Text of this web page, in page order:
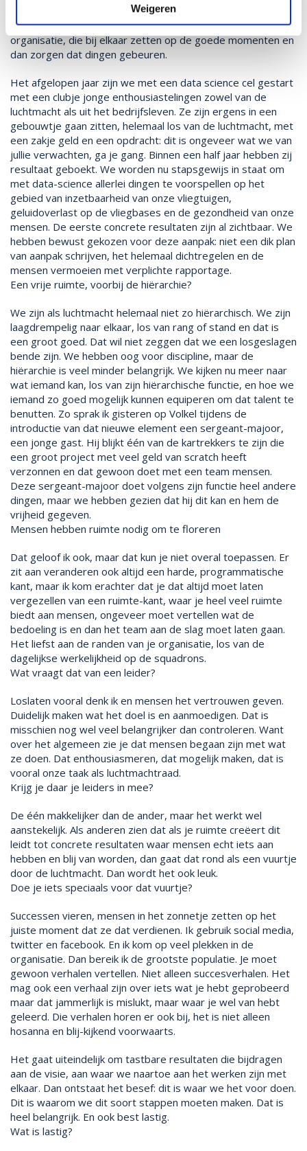
Weigeren
hardwerkende vakmensen hebben we ook heel hard nodig.
Het is vooral zicht hebben op waar die mensen zitten in je
organisatie, die bij elkaar zetten op de goede momenten en
dan zorgen dat dingen gebeuren.
Het afgelopen jaar zijn we met een data science cel gestart
met een clubje jonge enthousiastelingen zowel van de
luchtmacht als uit het bedrijfsleven. Ze zijn ergens in een
gebouwtje gaan zitten, helemaal los van de luchtmacht, met
een zakje geld en een opdracht: dit is ongeveer wat we van
jullie verwachten, ga je gang. Binnen een half jaar hebben zij
resultaat geboekt. We worden nu stapsgewijs in staat om
met data-science allerlei dingen te voorspellen op het
gebied van inzetbaarheid van onze vliegtuigen,
geluidoverlast op de vliegbases en de gezondheid van onze
mensen. De eerste concrete resultaten zijn al zichtbaar. We
hebben bewust gekozen voor deze aanpak: niet een dik plan
van aanpak schrijven, het helemaal dichtregelen en de
mensen vermoeien met verplichte rapportage.
Een vrije ruimte, voorbij de hiërarchie?
We zijn als luchtmacht helemaal niet zo hiërarchisch. We zijn
laagdrempelig naar elkaar, los van rang of stand en dat is
een groot goed. Dat wil niet zeggen dat we een losgeslagen
bende zijn. We hebben oog voor discipline, maar de
hiërarchie is veel minder belangrijk. We kijken nu meer naar
wat iemand kan, los van zijn hiërarchische functie, en hoe we
iemand zo goed mogelijk kunnen equiperen om dat talent te
benutten. Zo sprak ik gisteren op Volkel tijdens de
introductie van dat nieuwe element een sergeant-majoor,
een jonge gast. Hij blijkt één van de kartrekkers te zijn die
een groot project met veel geld van scratch heeft
verzonnen en dat gewoon doet met een team mensen.
Deze sergeant-majoor doet volgens zijn functie heel andere
dingen, maar we hebben gezien dat hij dit kan en hem de
vrijheid gegeven.
Mensen hebben ruimte nodig om te floreren
Dat geloof ik ook, maar dat kun je niet overal toepassen. Er
zit aan veranderen ook altijd een harde, programmatische
kant, maar ik kom erachter dat je dat altijd moet laten
vergezellen van een ruimte-kant, waar je heel veel ruimte
biedt aan mensen, ongeveer moet vertellen wat de
bedoeling is en dan het team aan de slag moet laten gaan.
Het liefst aan de randen van je organisatie, los van de
dagelijkse werkelijkheid op de squadrons.
Wat vraagt dat van een leider?
Loslaten vooral denk ik en mensen het vertrouwen geven.
Duidelijk maken wat het doel is en aanmoedigen. Dat is
misschien nog wel veel belangrijker dan controleren. Want
over het algemeen zie je dat mensen begaan zijn met wat
ze doen. Dat enthousiasmeren, dat mogelijk maken, dat is
vooral onze taak als luchtmachtraad.
Krijg je daar je leiders in mee?
De één makkelijker dan de ander, maar het werkt wel
aanstekelijk. Als anderen zien dat als je ruimte creëert dit
leidt tot concrete resultaten waar mensen echt iets aan
hebben en blij van worden, dan gaat dat rond als een vuurtje
door de luchtmacht. Dan wordt het ook leuk.
Doe je iets speciaals voor dat vuurtje?
Successen vieren, mensen in het zonnetje zetten op het
juiste moment dat ze dat verdienen. Ik gebruik social media,
twitter en facebook. En ik kom op veel plekken in de
organisatie. Dan bereik ik de grootste populatie. Je moet
gewoon verhalen vertellen. Niet alleen succesverhalen. Het
mag ook een verhaal zijn over iets wat je hebt geprobeerd
maar dat jammerlijk is mislukt, maar waar je wel van hebt
geleerd. Die verhalen horen er ook bij, het is niet alleen
hosanna en blij-kijkend voorwaarts.
Het gaat uiteindelijk om tastbare resultaten die bijdragen
aan de visie, aan waar we naartoe aan het werken zijn met
elkaar. Dan ontstaat het besef: dit is waar we het voor doen.
Dit is waarom we dit soort stappen moeten maken. Dat is
heel belangrijk. En ook best lastig.
Wat is lastig?